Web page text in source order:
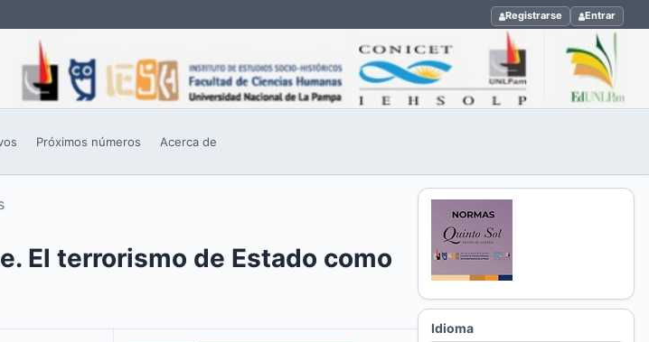
Registrarse Entrar
Próximos números Acerca de
El terrorismo de Estado como
Idioma